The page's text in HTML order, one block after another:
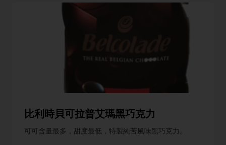
比利時貝可拉普艾瑪黑巧克力
可可含量最多，甜度最低，特製純苦風味黑巧克力。